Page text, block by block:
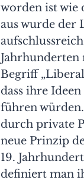
worden ist wie
aus wurde der
Jahrhunderten
Begriff
dass ihre
führen
durch private
neue Prinzip
19.
definiert man